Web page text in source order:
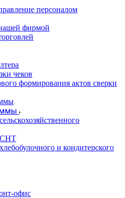
персоналом
фирмой
чеков
формирования актов сверки
СНТ
и кондитерского
офис